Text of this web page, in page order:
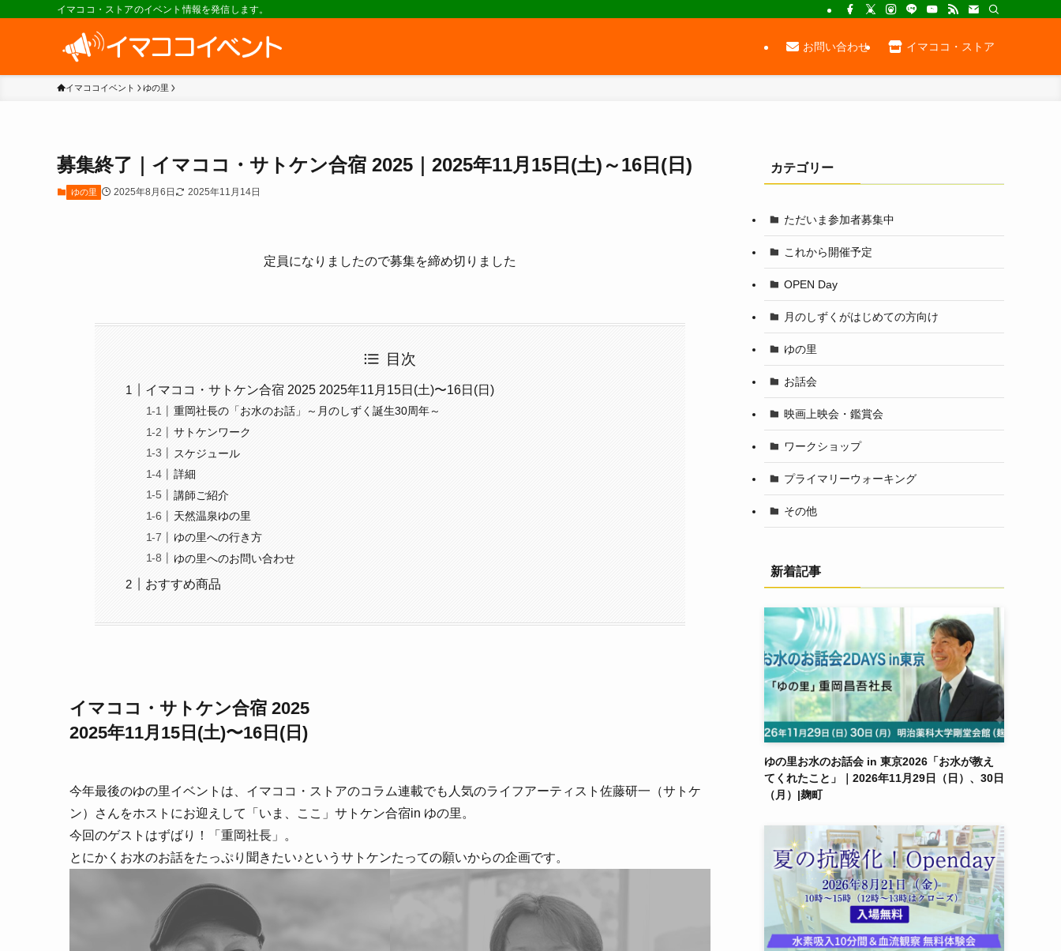
イマココ・ストアのイベント情報を発信します。
お問い合わせ イマココ・ストア
イマココイベント ゆの里
募集終了｜イマココ・サトケン合宿 2025｜2025年11月15日(土)～16日(日)
ゆの里 2025年8月6日 2025年11月14日
定員になりましたので募集を締め切りました
目次
イマココ・サトケン合宿 2025 2025年11月15日(土)〜16日(日)
重岡社長の「お水のお話」～月のしずく誕生30周年～
サトケンワーク
スケジュール
詳細
講師ご紹介
天然温泉ゆの里
ゆの里への行き方
ゆの里へのお問い合わせ
おすすめ商品
イマココ・サトケン合宿 2025
2025年11月15日(土)〜16日(日)
今年最後のゆの里イベントは、イマココ・ストアのコラム連載でも人気のライフアーティスト佐藤研一（サトケ
ン）さんをホストにお迎えして「いま、ここ」サトケン合宿in ゆの里。
今回のゲストはずばり！「重岡社長」。
とにかくお水のお話をたっぷり聞きたい♪というサトケンたっての願いからの企画です。
カテゴリー
ただいま参加者募集中
これから開催予定
OPEN Day
月のしずくがはじめての方向け
ゆの里
お話会
映画上映会・鑑賞会
ワークショップ
プライマリーウォーキング
その他
新着記事
ゆの里お水のお話会 in 東京2026「お水が教え
てくれたこと」｜2026年11月29日（日）、30日
（月）|麹町